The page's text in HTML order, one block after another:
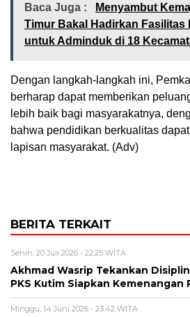
Baca Juga :
Menyambut
Timur Bakal Hadirkan Fasilitas
untuk Adminduk di 18
Dengan langkah-langkah ini,
berharap dapat memberikan
lebih baik bagi masyarakatnya,
bahwa pendidikan berkualitas
lapisan masyarakat. (Adv)
BERITA TERKAIT
Senin, 20 Juli 2026 - 22:25 WITA
Akhmad Wasrip Tekankan
PKS Kutim Siapkan Kemenangan
Minggu, 14 Juni 2026 - 23:42 WITA